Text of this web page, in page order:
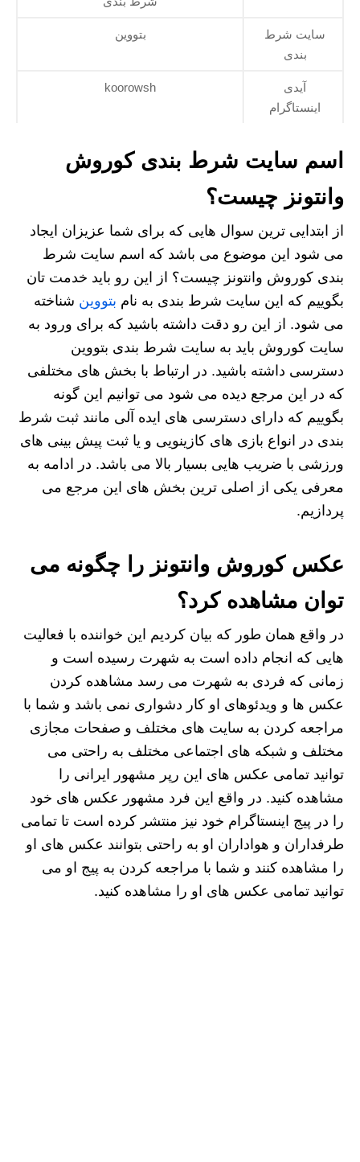
سایت شرط
بندی
بتووین
آیدی
اینستاگرام
koorowsh
اسم سایت شرط بندی کوروش
وانتونز چیست؟
از ابتدایی ترین سوال هایی که برای شما عزیزان ایجاد
می شود این موضوع می باشد که اسم سایت شرط
بندی کوروش وانتونز چیست؟ از این رو باید خدمت تان
بگوییم که این سایت شرط بندی به نام بتووین شناخته
می شود. از این رو دقت داشته باشید که برای ورود به
سایت کوروش باید به سایت شرط بندی بتووین
دسترسی داشته باشید. در ارتباط با بخش های مختلفی
که در این مرجع دیده می شود می توانیم این گونه
بگوییم که دارای دسترسی های ایده آلی مانند ثبت شرط
بندی در انواع بازی های کازینویی و یا ثبت پیش بینی های
ورزشی با ضریب هایی بسیار بالا می باشد. در ادامه به
معرفی یکی از اصلی ترین بخش های این مرجع می
پردازیم.
عکس کوروش وانتونز را چگونه می
توان مشاهده کرد؟
در واقع همان طور که بیان کردیم این خواننده با فعالیت
هایی که انجام داده است به شهرت رسیده است و
زمانی که فردی به شهرت می رسد مشاهده کردن
عکس ها و ویدئوهای او کار دشواری نمی باشد و شما با
مراجعه کردن به سایت های مختلف و صفحات مجازی
مختلف و شبکه های اجتماعی مختلف به راحتی می
توانید تمامی عکس های این رپر مشهور ایرانی را
مشاهده کنید. در واقع این فرد مشهور عکس های خود
را در پیج اینستاگرام خود نیز منتشر کرده است تا تمامی
طرفداران و هواداران او به راحتی بتوانند عکس های او
را مشاهده کنند و شما با مراجعه کردن به پیج او می
توانید تمامی عکس های او را مشاهده کنید.